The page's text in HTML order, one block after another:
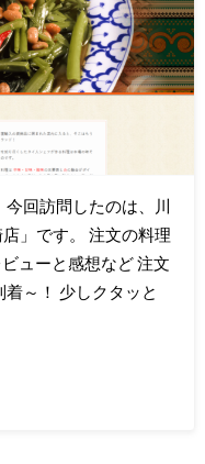
回訪問したのは、川
」です。 注文の料理
ューと感想など 注文
～！ 少しクタッと